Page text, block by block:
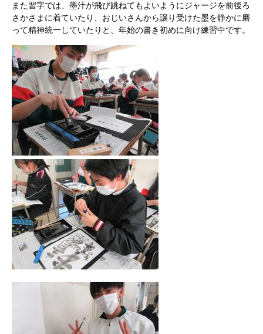
また習字では、墨汁が飛び跳ねてもよいようにジャージを前後ろ
さかさまに着ていたり、おじいさんから譲り受けた墨を静かに磨
って精神統一していたりと、年始の書き初めに向け練習中です。